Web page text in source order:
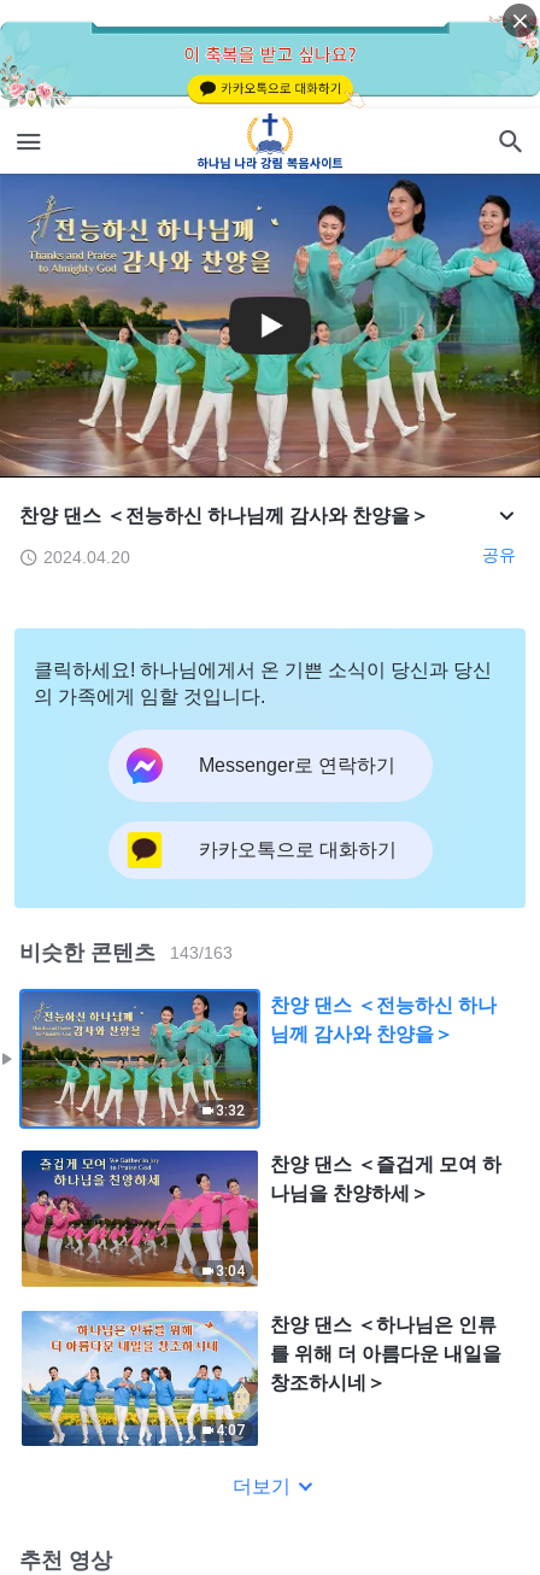
찬양 댄스 ＜전능하신 하나님께 감사와 찬양을＞
2024.04.20 공유
클릭하세요! 하나님에게서 온 기쁜 소식이 당신과 당신
의 가족에게 임할 것입니다.
Messenger로 연락하기
카카오톡으로 대화하기
비슷한 콘텐츠 143/163
3:32
찬양 댄스 ＜전능하신 하나
님께 감사와 찬양을＞
3:04
찬양 댄스 ＜즐겁게 모여 하
나님을 찬양하세＞
4:07
찬양 댄스 ＜하나님은 인류
를 위해 더 아름다운 내일을
창조하시네＞
더보기
추천 영상